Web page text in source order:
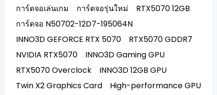
การ์ดจอเล่นเกม
การ์ดจอรุ่นใหม่
RTX5070 12GB
การ์ดจอ N50702-12D7-195064N
INNO3D GEFORCE RTX 5070
RTX5070 GDDR7
NVIDIA RTX5070
INNO3D Gaming GPU
RTX5070 Overclock
INNO3D 12GB GPU
Twin X2 Graphics Card
High-performance GPU